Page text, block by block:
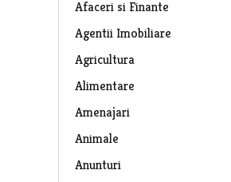
Afaceri si Finante
Agentii Imobiliare
Agricultura
Alimentare
Amenajari
Animale
Anunturi